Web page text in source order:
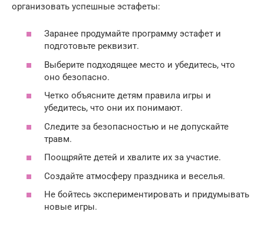
организовать успешные эстафеты:
Заранее продумайте программу эстафет и
подготовьте реквизит.
Выберите подходящее место и убедитесь, что
оно безопасно.
Четко объясните детям правила игры и
убедитесь, что они их понимают.
Следите за безопасностью и не допускайте
травм.
Поощряйте детей и хвалите их за участие.
Создайте атмосферу праздника и веселья.
Не бойтесь экспериментировать и придумывать
новые игры.